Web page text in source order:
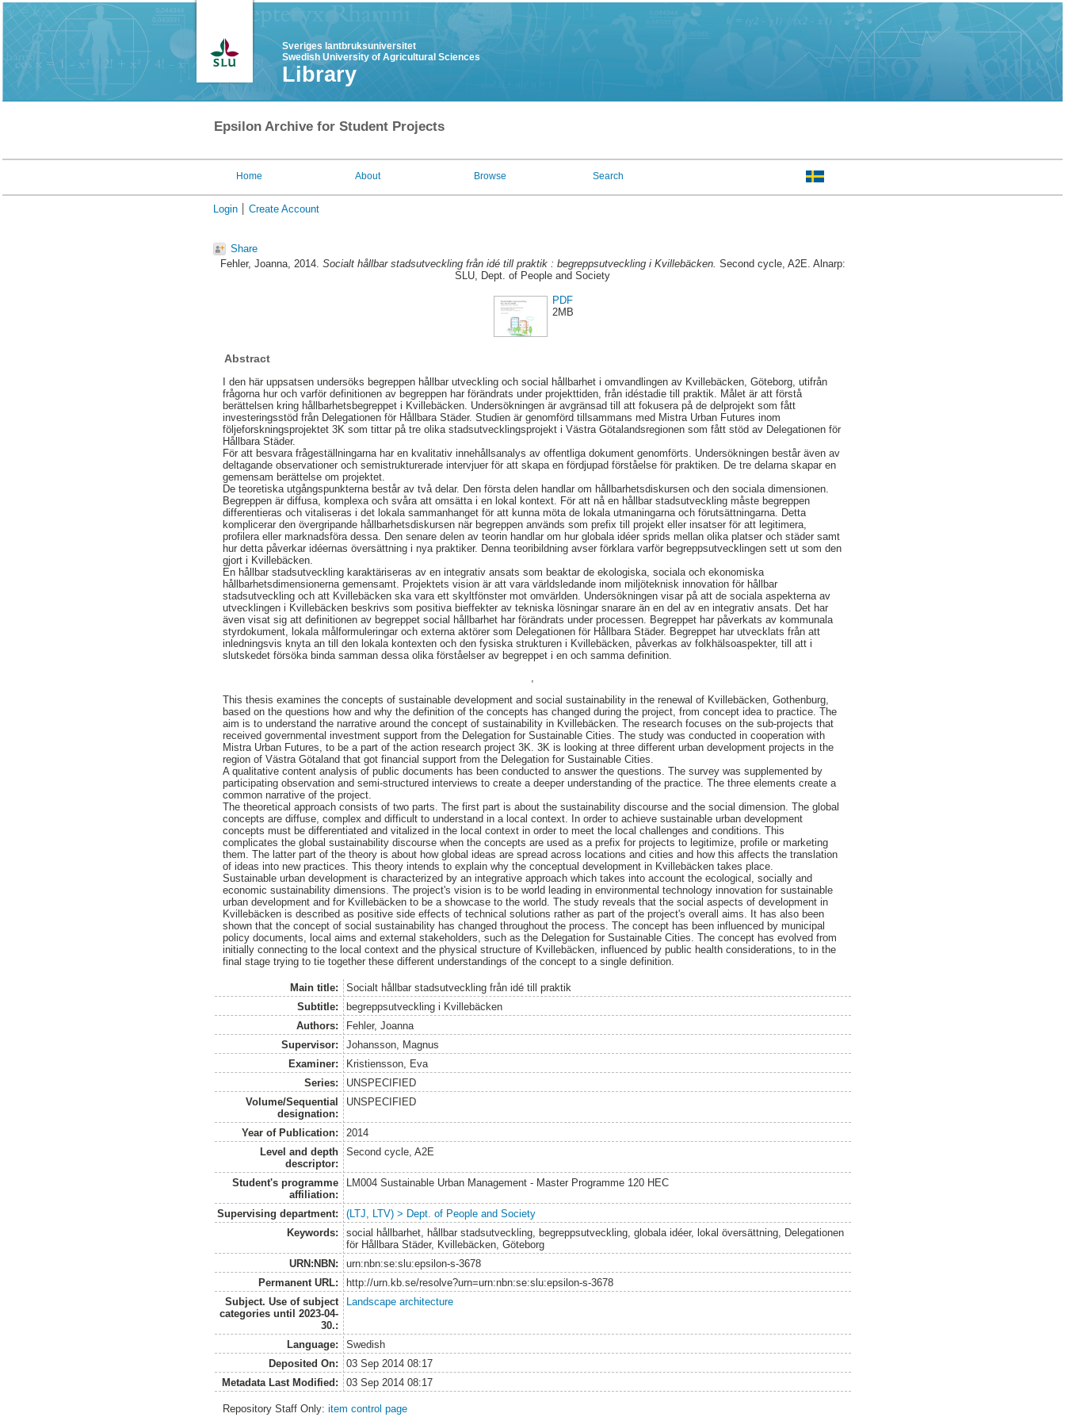
Sveriges lantbruksuniversitet
Swedish University of Agricultural Sciences
Library
Epsilon Archive for Student Projects
Home About Browse Search
Login Create Account
Share
Fehler, Joanna, 2014. Socialt hållbar stadsutveckling från idé till praktik : begreppsutveckling i Kvillebäcken. Second cycle, A2E. Alnarp:
SLU, Dept. of People and Society
PDF
2MB
Abstract
I den här uppsatsen undersöks begreppen hållbar utveckling och social hållbarhet i omvandlingen av Kvillebäcken, Göteborg, utifrån
frågorna hur och varför definitionen av begreppen har förändrats under projekttiden, från idéstadie till praktik. Målet är att förstå
berättelsen kring hållbarhetsbegreppet i Kvillebäcken. Undersökningen är avgränsad till att fokusera på de delprojekt som fått
investeringsstöd från Delegationen för Hållbara Städer. Studien är genomförd tillsammans med Mistra Urban Futures inom
följeforskningsprojektet 3K som tittar på tre olika stadsutvecklingsprojekt i Västra Götalandsregionen som fått stöd av Delegationen för
Hållbara Städer.
För att besvara frågeställningarna har en kvalitativ innehållsanalys av offentliga dokument genomförts. Undersökningen består även av
deltagande observationer och semistrukturerade intervjuer för att skapa en fördjupad förståelse för praktiken. De tre delarna skapar en
gemensam berättelse om projektet.
De teoretiska utgångspunkterna består av två delar. Den första delen handlar om hållbarhetsdiskursen och den sociala dimensionen.
Begreppen är diffusa, komplexa och svåra att omsätta i en lokal kontext. För att nå en hållbar stadsutveckling måste begreppen
differentieras och vitaliseras i det lokala sammanhanget för att kunna möta de lokala utmaningarna och förutsättningarna. Detta
komplicerar den övergripande hållbarhetsdiskursen när begreppen används som prefix till projekt eller insatser för att legitimera,
profilera eller marknadsföra dessa. Den senare delen av teorin handlar om hur globala idéer sprids mellan olika platser och städer samt
hur detta påverkar idéernas översättning i nya praktiker. Denna teoribildning avser förklara varför begreppsutvecklingen sett ut som den
gjort i Kvillebäcken.
En hållbar stadsutveckling karaktäriseras av en integrativ ansats som beaktar de ekologiska, sociala och ekonomiska
hållbarhetsdimensionerna gemensamt. Projektets vision är att vara världsledande inom miljöteknisk innovation för hållbar
stadsutveckling och att Kvillebäcken ska vara ett skyltfönster mot omvärlden. Undersökningen visar på att de sociala aspekterna av
utvecklingen i Kvillebäcken beskrivs som positiva bieffekter av tekniska lösningar snarare än en del av en integrativ ansats. Det har
även visat sig att definitionen av begreppet social hållbarhet har förändrats under processen. Begreppet har påverkats av kommunala
styrdokument, lokala målformuleringar och externa aktörer som Delegationen för Hållbara Städer. Begreppet har utvecklats från att
inledningsvis knyta an till den lokala kontexten och den fysiska strukturen i Kvillebäcken, påverkas av folkhälsoaspekter, till att i
slutskedet försöka binda samman dessa olika förståelser av begreppet i en och samma definition.
This thesis examines the concepts of sustainable development and social sustainability in the renewal of Kvillebäcken, Gothenburg,
based on the questions how and why the definition of the concepts has changed during the project, from concept idea to practice. The
aim is to understand the narrative around the concept of sustainability in Kvillebäcken. The research focuses on the sub-projects that
received governmental investment support from the Delegation for Sustainable Cities. The study was conducted in cooperation with
Mistra Urban Futures, to be a part of the action research project 3K. 3K is looking at three different urban development projects in the
region of Västra Götaland that got financial support from the Delegation for Sustainable Cities.
A qualitative content analysis of public documents has been conducted to answer the questions. The survey was supplemented by
participating observation and semi-structured interviews to create a deeper understanding of the practice. The three elements create a
common narrative of the project.
The theoretical approach consists of two parts. The first part is about the sustainability discourse and the social dimension. The global
concepts are diffuse, complex and difficult to understand in a local context. In order to achieve sustainable urban development
concepts must be differentiated and vitalized in the local context in order to meet the local challenges and conditions. This
complicates the global sustainability discourse when the concepts are used as a prefix for projects to legitimize, profile or marketing
them. The latter part of the theory is about how global ideas are spread across locations and cities and how this affects the translation
of ideas into new practices. This theory intends to explain why the conceptual development in Kvillebäcken takes place.
Sustainable urban development is characterized by an integrative approach which takes into account the ecological, socially and
economic sustainability dimensions. The project's vision is to be world leading in environmental technology innovation for sustainable
urban development and for Kvillebäcken to be a showcase to the world. The study reveals that the social aspects of development in
Kvillebäcken is described as positive side effects of technical solutions rather as part of the project's overall aims. It has also been
shown that the concept of social sustainability has changed throughout the process. The concept has been influenced by municipal
policy documents, local aims and external stakeholders, such as the Delegation for Sustainable Cities. The concept has evolved from
initially connecting to the local context and the physical structure of Kvillebäcken, influenced by public health considerations, to in the
final stage trying to tie together these different understandings of the concept to a single definition.
Main title:
Socialt hållbar stadsutveckling från idé till praktik
Subtitle:
begreppsutveckling i Kvillebäcken
Authors:
Fehler, Joanna
Supervisor:
Johansson, Magnus
Examiner:
Kristiensson, Eva
Series:
UNSPECIFIED
Volume/Sequential
designation:
UNSPECIFIED
Year of Publication:
2014
Level and depth
descriptor:
Second cycle, A2E
Student's programme
affiliation:
LM004 Sustainable Urban Management - Master Programme 120 HEC
Supervising department:
(LTJ, LTV) > Dept. of People and Society
Keywords:
social hållbarhet, hållbar stadsutveckling, begreppsutveckling, globala idéer, lokal översättning, Delegationen
för Hållbara Städer, Kvillebäcken, Göteborg
URN:NBN:
urn:nbn:se:slu:epsilon-s-3678
Permanent URL:
http://urn.kb.se/resolve?urn=urn:nbn:se:slu:epsilon-s-3678
Subject. Use of subject
categories until 2023-04-
30.:
Landscape architecture
Language:
Swedish
Deposited On:
03 Sep 2014 08:17
Metadata Last Modified:
03 Sep 2014 08:17
Repository Staff Only:item control page